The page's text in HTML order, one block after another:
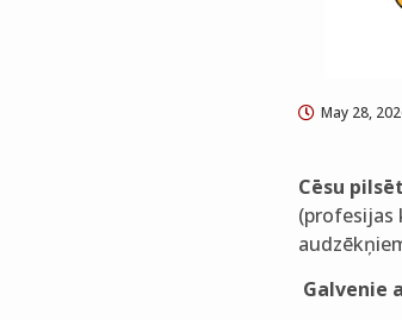
May 28,
Cēsu
(profesijas
Galvenie